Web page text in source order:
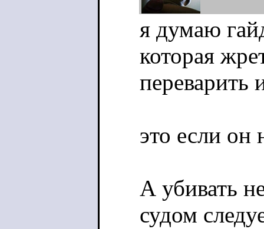
я думаю
которая
переварить
это если он
А убивать
судом